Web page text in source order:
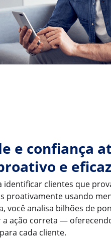
e confiança
e eficaz
clientes que
proativamente usando
você analisa bilhões de
a ação correta —
cada cliente.